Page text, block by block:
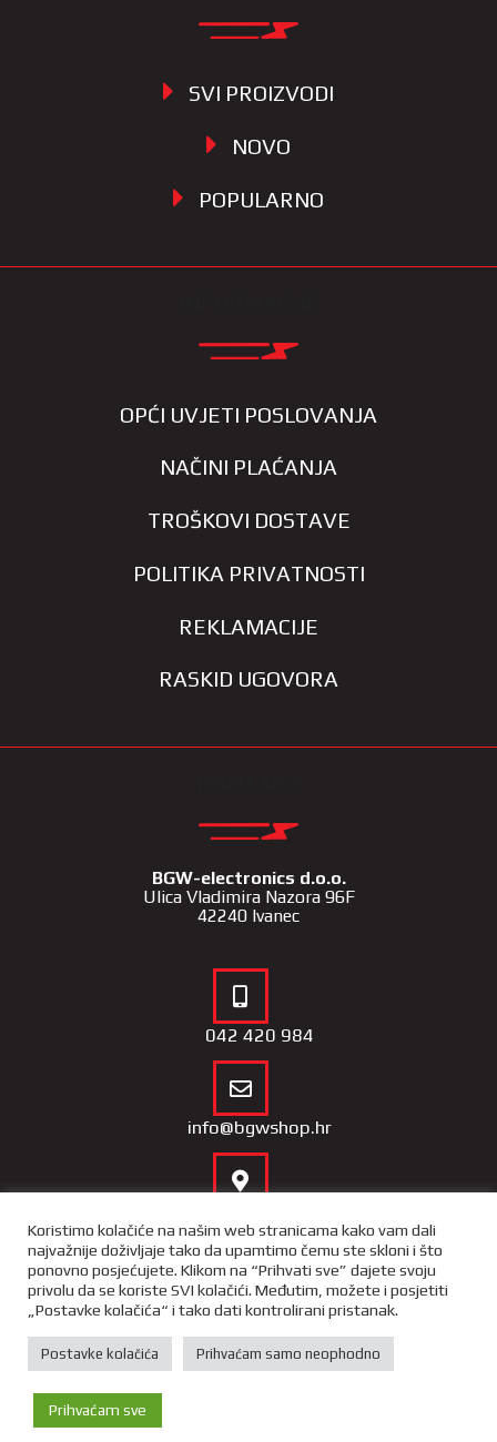
SVI PROIZVODI
NOVO
POPULARNO
OPĆI UVJETI POSLOVANJA
NAČINI PLAĆANJA
TROŠKOVI DOSTAVE
POLITIKA PRIVATNOSTI
REKLAMACIJE
RASKID UGOVORA
BGW-electronics d.o.o.
Ulica Vladimira Nazora 96F
42240 Ivanec
042 420 984
info@bgwshop.hr
Copyright 2022 – BGW Shop | Opći uvjeti poslovnja
privatnosti i sigurnosti podataka
Koristimo kolačiće na našim web stranicama kako vam dali
najvažnije doživljaje tako da upamtimo čemu ste skloni i što
ponovno posjećujete. Klikom na “Prihvati sve” dajete svoju
privolu da se koriste SVI kolačići. Međutim, možete i posjetiti
„Postavke kolačića“ i tako dati kontrolirani pristanak.
Postavke kolačića Prihvaćam samo neophodno
Prihvaćam sve